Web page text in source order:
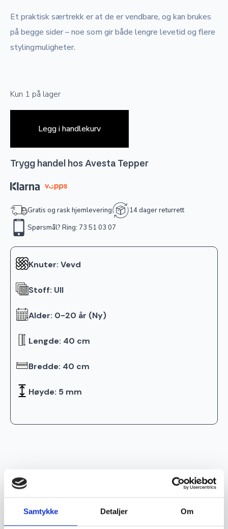
Samtykke Detaljer Om
Et praktisk særtrekk er at de er vendbare, og kan brukes
på begge sider – noe som gir både lengre levetid og flere
stylingmuligheter.
Kun 1 på lager
Legg i handlekurv
Trygg handel hos Avesta Tepper
Gratis og rask hjemlevering
14 dager returrett
Spørsmål? Ring: 73 51 03 07
Knuter: Vevd
Stoff: Ull
Alder: 0-20 år (Ny)
Lengde: 40 cm
Bredde: 40 cm
Høyde: 5 mm
Relaterte produkter
Ekte Ekte